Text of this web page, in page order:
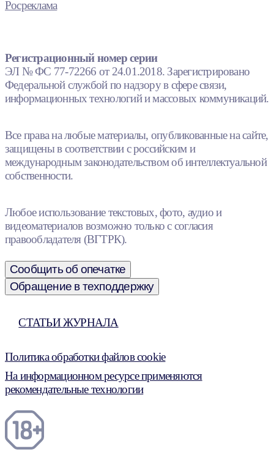
Росреклама
Регистрационный номер серии
ЭЛ № ФС 77-72266 от 24.01.2018. Зарегистрировано
Федеральной службой по надзору в сфере связи,
информационных технологий и массовых коммуникаций.
Все права на любые материалы, опубликованные на сайте,
защищены в соответствии с российским и
международным законодательством об интеллектуальной
собственности.
Любое использование текстовых, фото, аудио и
видеоматериалов возможно только с согласия
правообладателя (ВГТРК).
Сообщить об опечатке
Обращение в техподдержку
СТАТЬИ ЖУРНАЛА
Политика обработки файлов cookie
На информационном ресурсе применяются
рекомендательные технологии